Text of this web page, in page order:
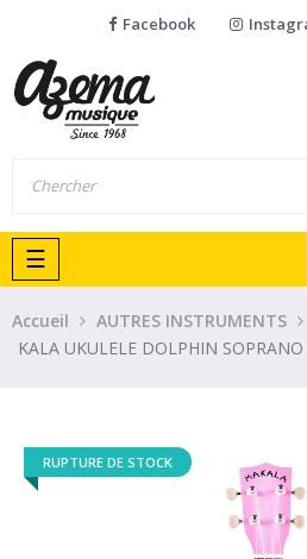
Facebook
Basculer
la
navigation
☰
Accueil AUTRES INSTRUMENTS
KALA UKULELE DOLPHIN
RUPTURE DE STOCK